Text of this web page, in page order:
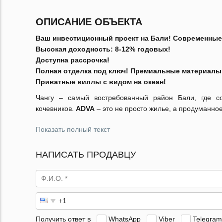
ОПИСАНИЕ ОБЪЕКТА
Ваш инвестиционный проект на Бали!
Высокая доходность: 8-12% годовых!
Доступна рассрочка!
Полная отделка под ключ! Премиальные
Приватные виллы с видом на океан!
Чангу – самый востребованный район Бали, где
кочевников. ADVA – это не просто жилье, а
Показать полный текст
НАПИСАТЬ ПРОДАВЦУ
Получить ответ в WhatsApp Viber Telegram